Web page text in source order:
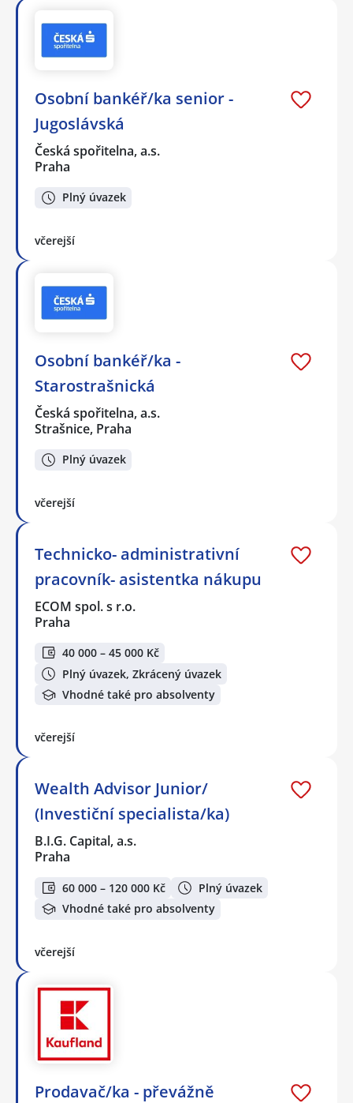
Osobní bankéř/ka senior -
Jugoslávská
Česká spořitelna, a.s.
Praha
Plný úvazek
včerejší
Osobní bankéř/ka -
Starostrašnická
Česká spořitelna, a.s.
Strašnice, Praha
Plný úvazek
včerejší
Technicko- administrativní
pracovník- asistentka nákupu
ECOM spol. s r.o.
Praha
40 000 – 45 000 Kč
Plný úvazek, Zkrácený úvazek
Vhodné také pro absolventy
včerejší
Wealth Advisor Junior/
(Investiční specialista/ka)
B.I.G. Capital, a.s.
Praha
60 000 – 120 000 Kč
Plný úvazek
Vhodné také pro absolventy
včerejší
Prodavač/ka - převážně